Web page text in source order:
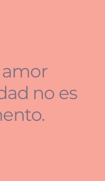
no es